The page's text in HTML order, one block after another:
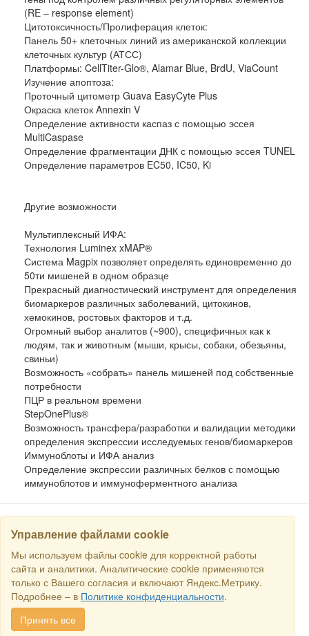
(RE – response element)
Цитотоксичность/Пролиферация клеток:
Панель 50+ клеточных линий из американской коллекции
клеточных культур (АТСС)
Платформы: CellTiter-Glo®, Alamar Blue, BrdU, ViaCount
Изучение апоптоза:
Проточный цитометр Guava EasyCyte Plus
Окраска клеток Annexin V
Определение активности каспаз с помощью эссея
MultiCaspase
Определение фрагментации ДНК с помощью эссея TUNEL
Определение параметров EC50, IC50, Ki
Другие возможности
Мультиплексный ИФА:
Технология Luminex xMAP®
Система Magpix позволяет определять единовременно до
50ти мишеней в одном образце
Прекрасный диагностический инструмент для определения
биомаркеров различных заболеваний, цитокинов,
хемокинов, ростовых факторов и т.д.
Огромный выбор аналитов (~900), специфичных как к
людям, так и животным (мыши, крысы, собаки, обезьяны,
свиньи)
Возможность «собрать» панель мишеней под собственные
потребности
ПЦР в реальном времени
StepOnePlus®
Возможность трансфера/разработки и валидации методики
определения экспрессии исследуемых генов/биомаркеров
Иммуноблоты и ИФА анализ
Определение экспрессии различных белков с помощью
иммуноблотов и иммуноферментного анализа
Управление файлами cookie
Мы используем файлы cookie для корректной работы
сайта и аналитики. Аналитические cookie применяются
только с Вашего согласия и включают Яндекс.Метрику.
Подробнее – в Политике конфиденциальности.
Принять все
Все права защищены © 2016 Торговый Дом РСДС. E-mail:
sales@rstradehouse.com, Адрес: Россия, г. Москва, Малая
Пироговская, 16, помещ. 3ц. Способы оплаты
конфиденциальности